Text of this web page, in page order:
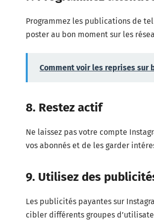
Programmez les publications de
poster au bon moment sur les
Comment voir les reprises sur
8. Restez actif
Ne laissez pas votre compte
vos abonnés et de les garder
9. Utilisez des
Les publicités payantes sur
cibler différents groupes